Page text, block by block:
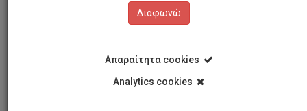
Διαφωνώ
Απαραίτητα cookies
Analytics cookies